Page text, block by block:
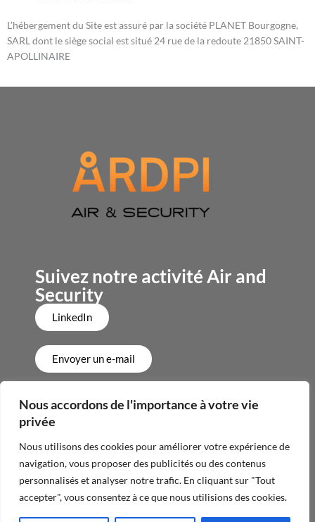
Nous accordons de l'importance à votre vie
privée
Nous utilisons des cookies pour améliorer votre expérience de
navigation, vous proposer des publicités ou des contenus
personnalisés et analyser notre trafic. En cliquant sur "Tout
accepter", vous consentez à ce que nous utilisions des cookies.
L’hébergement du Site est assuré par la société PLANET Bourgogne,
SARL dont le siège social est situé 24 rue de la redoute 21850 SAINT-
APOLLINAIRE
Suivez notre activité Air and
Security
LinkedIn
Envoyer un e-mail
Politique de confidentialité